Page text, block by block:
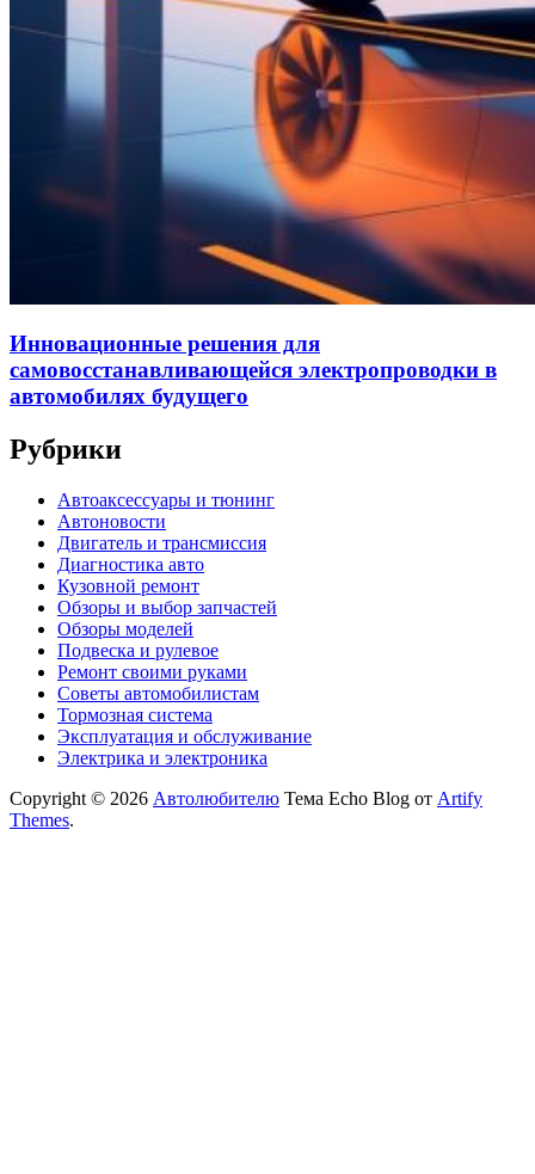
Инновационные решения для
самовосстанавливающейся электропроводки в
автомобилях будущего
Рубрики
Автоаксессуары и тюнинг
Автоновости
Двигатель и трансмиссия
Диагностика авто
Кузовной ремонт
Обзоры и выбор запчастей
Обзоры моделей
Подвеска и рулевое
Ремонт своими руками
Советы автомобилистам
Тормозная система
Эксплуатация и обслуживание
Электрика и электроника
Copyright © 2026 Автолюбителю Тема Echo Blog от Artify
Themes.